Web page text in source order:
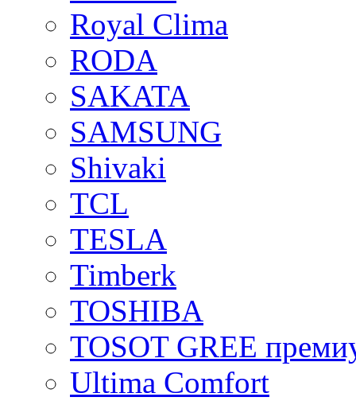
Royal Clima
RODA
SAKATA
SAMSUNG
Shivaki
TCL
TESLA
Timberk
TOSHIBA
TOSOT GREE
Ultima Comfort